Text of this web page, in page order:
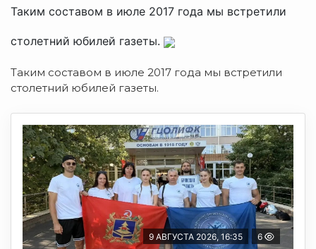
Таким составом в июле 2017 года мы встретили
столетний юбилей газеты.
Таким составом в июле 2017 года мы встретили
столетний юбилей газеты.
9 АВГУСТА 2026, 16:35 6